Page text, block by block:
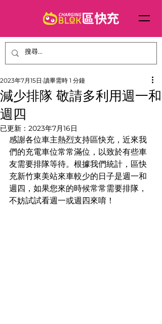
減少排隊 敬請多利用週一和
週四
2023年7月15日 讀畢需時 1 分鐘
已更新： 2023年7月16日
感謝各位車主熱烈支持區快充，近來我
們的充電車位常常滿位，以致於有些車
友需要排隊等待。根據我們統計，區快
充新竹東美站來車較少的日子是週一和
週四，如果您來的時候常常需要排隊，
不妨試試看週一或週四來唷！